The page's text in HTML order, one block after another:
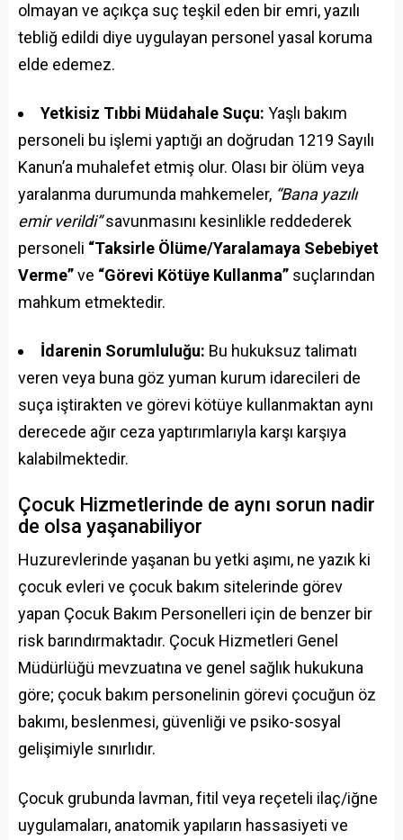
olmayan ve açıkça suç teşkil eden bir emri, yazılı
tebliğ edildi diye uygulayan personel yasal koruma
elde edemez.
Yetkisiz Tıbbi Müdahale Suçu: Yaşlı bakım
personeli bu işlemi yaptığı an doğrudan 1219 Sayılı
Kanun’a muhalefet etmiş olur. Olası bir ölüm veya
yaralanma durumunda mahkemeler, “Bana yazılı
emir verildi”savunmasını kesinlikle reddederek
personeli “Taksirle Ölüme/Yaralamaya Sebebiyet
Verme”ve “Görevi Kötüye Kullanma” suçlarından
mahkum etmektedir.
İdarenin Sorumluluğu: Bu hukuksuz talimatı
veren veya buna göz yuman kurum idarecileri de
suça iştirakten ve görevi kötüye kullanmaktan aynı
derecede ağır ceza yaptırımlarıyla karşı karşıya
kalabilmektedir.
Çocuk Hizmetlerinde de aynı sorun nadir
de olsa yaşanabiliyor
Huzurevlerinde yaşanan bu yetki aşımı, ne yazık ki
çocuk evleri ve çocuk bakım sitelerinde görev
yapan Çocuk Bakım Personelleri için de benzer bir
risk barındırmaktadır. Çocuk Hizmetleri Genel
Müdürlüğü mevzuatına ve genel sağlık hukukuna
göre; çocuk bakım personelinin görevi çocuğun öz
bakımı, beslenmesi, güvenliği ve psiko-sosyal
gelişimiyle sınırlıdır.
Çocuk grubunda lavman, fitil veya reçeteli ilaç/iğne
uygulamaları, anatomik yapıların hassasiyeti ve